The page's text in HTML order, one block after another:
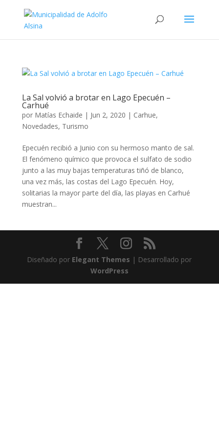
La Sal volvió a brotar en Lago Epecuén –
Carhué
por Matías Echaide | Jun 2, 2020 | Carhue,
Novedades, Turismo
Epecuén recibió a Junio con su hermoso manto de sal.
El fenómeno químico que provoca el sulfato de sodio
junto a las muy bajas temperaturas tiñó de blanco,
una vez más, las costas del Lago Epecuén. Hoy,
solitarias la mayor parte del día, las playas en Carhué
muestran...
Diseñado por Elegant Themes | Desarrollado por
WordPress